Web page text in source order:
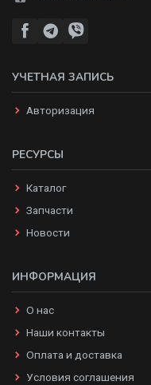
УЧЕТНАЯ ЗАПИСЬ
Авторизация
РЕСУРСЫ
Каталог
Запчасти
Новости
ИНФОРМАЦИЯ
О нас
Наши контакты
Оплата и доставка
Условия соглашения